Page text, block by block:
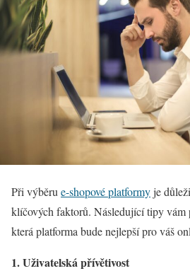
Při výběru e-shopové platformyje
klíčových faktorů. Následující tipy vám
která platforma bude nejlepší pro váš
1. Uživatelská přívětivost